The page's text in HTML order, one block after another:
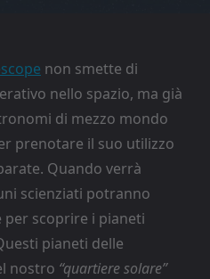
non smette di
nello spazio, ma già
di mezzo mondo
prenotare il suo utilizzo
Quando verrà
scienziati potranno
per scoprire i pianeti
pianeti delle
nostro “quartiere solare”